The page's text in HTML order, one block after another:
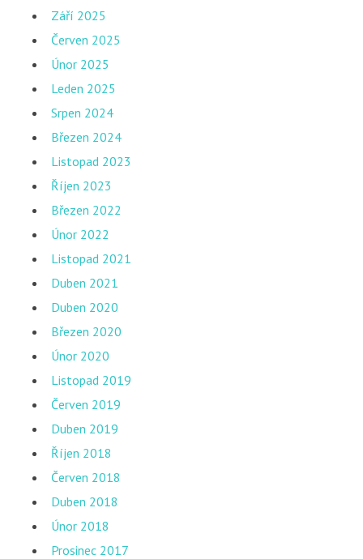
Září 2025
Červen 2025
Únor 2025
Leden 2025
Srpen 2024
Březen 2024
Listopad 2023
Říjen 2023
Březen 2022
Únor 2022
Listopad 2021
Duben 2021
Duben 2020
Březen 2020
Únor 2020
Listopad 2019
Červen 2019
Duben 2019
Říjen 2018
Červen 2018
Duben 2018
Únor 2018
Prosinec 2017